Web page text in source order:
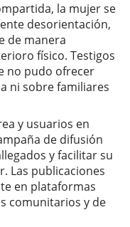
la mujer se
desorientación,
de manera
físico. Testigos
no pudo ofrecer
ni sobre familiares
y usuarios en
de difusión
y facilitar su
Las publicaciones
en plataformas
comunitarios y de